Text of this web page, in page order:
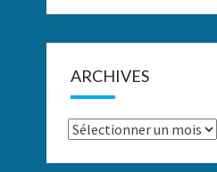
ARCHIVES
Archives